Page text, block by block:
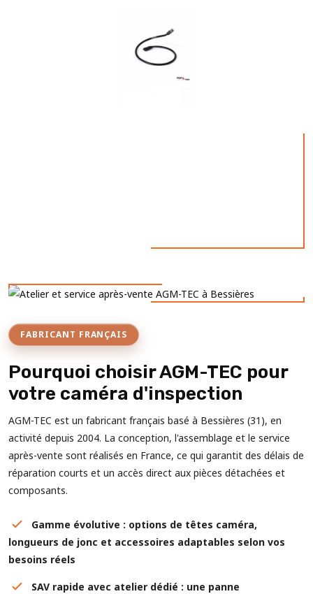
FABRICANT FRANÇAIS
Pourquoi choisir AGM-TEC pour
votre caméra d'inspection
AGM-TEC est un fabricant français basé à Bessières (31), en
activité depuis 2004. La conception, l'assemblage et le service
après-vente sont réalisés en France, ce qui garantit des délais de
réparation courts et un accès direct aux pièces détachées et
composants.
Gamme évolutive : options de têtes caméra,
longueurs de jonc et accessoires adaptables selon vos
besoins réels
SAV rapide avec atelier dédié : une panne